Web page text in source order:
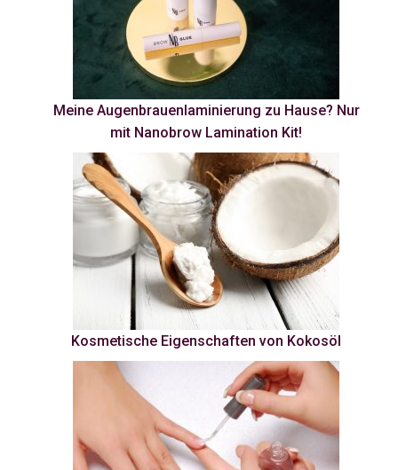
Meine Augenbrauenlaminierung zu Hause? Nur
mit Nanobrow Lamination Kit!
Kosmetische Eigenschaften von Kokosöl